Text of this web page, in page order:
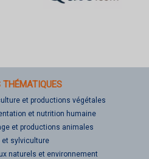
THÉMATIQUES
et productions végétales
et nutrition humaine
et productions animales
et sylviculture
naturels et environnement